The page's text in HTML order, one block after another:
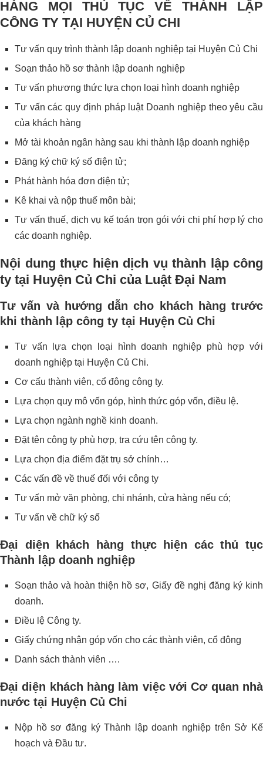
HÀNG MỌI THỦ TỤC VỀ THÀNH LẬP
CÔNG TY TẠI HUYỆN CỦ CHI
Tư vấn quy trình thành lập doanh nghiệp tại Huyện Củ Chi
Soạn thảo hồ sơ thành lập doanh nghiệp
Tư vấn phương thức lựa chọn loại hình doanh nghiệp
Tư vấn các quy định pháp luật Doanh nghiệp theo yêu cầu
của khách hàng
Mở tài khoản ngân hàng sau khi thành lập doanh nghiệp
Đăng ký chữ ký số điện tử;
Phát hành hóa đơn điện tử;
Kê khai và nộp thuế môn bài;
Tư vấn thuế, dịch vụ kế toán trọn gói với chi phí hợp lý cho
các doanh nghiệp.
Nội dung thực hiện dịch vụ thành lập công
ty tại Huyện Củ Chi của Luật Đại Nam
Tư vấn và hướng dẫn cho khách hàng trước
khi thành lập công ty tại Huyện Củ Chi
Tư vấn lựa chọn loại hình doanh nghiệp phù hợp với
doanh nghiệp tại Huyện Củ Chi.
Cơ cấu thành viên, cổ đông công ty.
Lựa chọn quy mô vốn góp, hình thức góp vốn, điều lệ.
Lựa chọn ngành nghề kinh doanh.
Đặt tên công ty phù hợp, tra cứu tên công ty.
Lựa chọn địa điểm đặt trụ sở chính…
Các vấn đề về thuế đối với công ty
Tư vấn mở văn phòng, chi nhánh, cửa hàng nếu có;
Tư vấn về chữ ký số
Đại diện khách hàng thực hiện các thủ tục
Thành lập doanh nghiệp
Soạn thảo và hoàn thiện hồ sơ, Giấy đề nghị đăng ký kinh
doanh.
Điều lệ Công ty.
Giấy chứng nhận góp vốn cho các thành viên, cổ đông
Danh sách thành viên ….
Đại diện khách hàng làm việc với Cơ quan nhà
nước tại Huyện Củ Chi
Nộp hồ sơ đăng ký Thành lập doanh nghiệp trên Sở Kế
hoạch và Đầu tư.